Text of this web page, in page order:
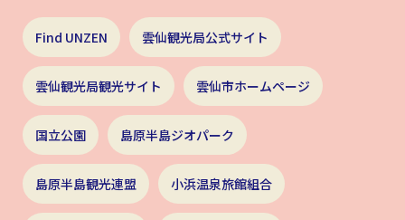
Find UNZEN 雲仙観光局公式サイト
雲仙観光局観光サイト 雲仙市ホームページ
国立公園 島原半島ジオパーク
島原半島観光連盟 小浜温泉旅館組合